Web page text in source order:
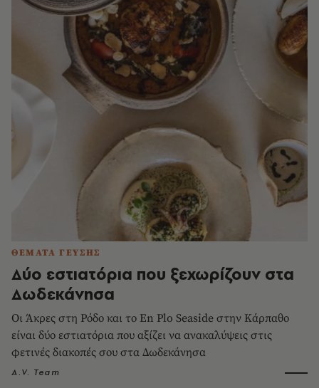
ΘΕΜΑΤΑ ΓΕΥΣΗΣ
Δύο εστιατόρια που ξεχωρίζουν στα
Δωδεκάνησα
Οι Άκρες στη Ρόδο και το En Plo Seaside στην Κάρπαθο
είναι δύο εστιατόρια που αξίζει να ανακαλύψεις στις
φετινές διακοπές σου στα Δωδεκάνησα
A.V. Team